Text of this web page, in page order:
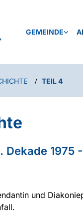
GEMEINDE
/ TEIL 4
Dekade 1975
und